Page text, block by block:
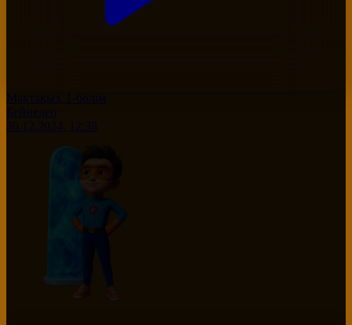
Бейнелер
30.12.2024, 12:38